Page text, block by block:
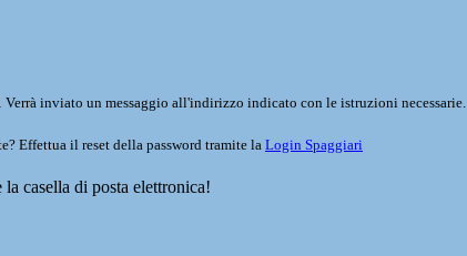
Verrà inviato un messaggio all'indirizzo indicato con le istruzioni necessarie.
Effettua il reset della password tramite la Login Spaggiari
casella di posta elettronica!